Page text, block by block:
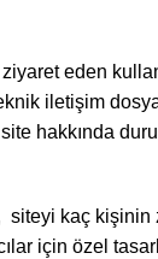
ziyaret eden
iletişim
hakkında
siteyi kaç
için özel